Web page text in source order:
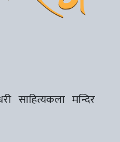
साहित्यकला मन्दिर